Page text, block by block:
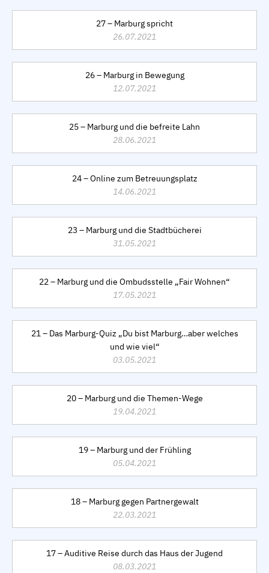
27 – Marburg spricht
26.07.2021
26 – Marburg in Bewegung
12.07.2021
25 – Marburg und die befreite Lahn
28.06.2021
24 – Online zum Betreuungsplatz
14.06.2021
23 – Marburg und die Stadtbücherei
31.05.2021
22 – Marburg und die Ombudsstelle „Fair Wohnen“
17.05.2021
21 – Das Marburg-Quiz „Du bist Marburg…aber welches
und wie viel“
03.05.2021
20 – Marburg und die Themen-Wege
19.04.2021
19 – Marburg und der Frühling
05.04.2021
18 – Marburg gegen Partnergewalt
22.03.2021
17 – Auditive Reise durch das Haus der Jugend
08.03.2021